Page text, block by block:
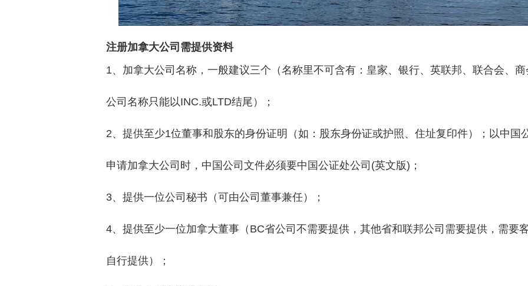
注册加拿大公司需提供资料
1、加拿大公司名称，一般建议三个（名称里不可含有：皇家、银行、英联邦、联合会、商
公司名称只能以INC.或LTD结尾）；
2、提供至少1位董事和股东的身份证明（如：股东身份证或护照、住址复印件）；以中国
申请加拿大公司时，中国公司文件必须要中国公证处公司(英文版)；
3、提供一位公司秘书（可由公司董事兼任）；
4、提供至少一位加拿大董事（BC省公司不需要提供，其他省和联邦公司需要提供，需要
自行提供）；